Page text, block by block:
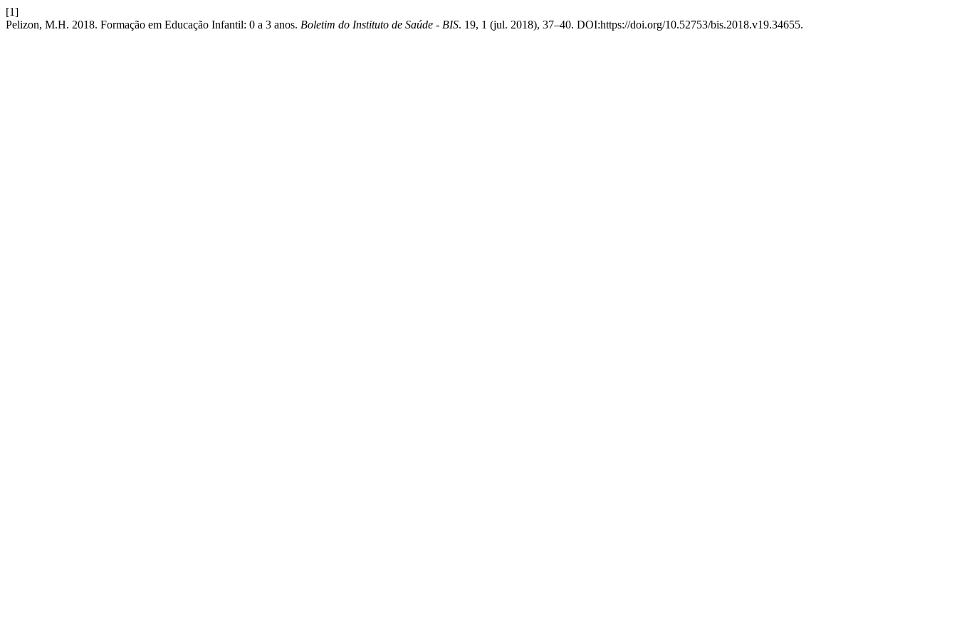
[1]
Pelizon, M.H. 2018. Formação em Educação Infantil: 0 a 3 anos. Boletim do Instituto de Saúde - BIS. 19, 1 (jul. 2018), 37–40. DOI:https://doi.org/10.52753/bis.2018.v19.34655.